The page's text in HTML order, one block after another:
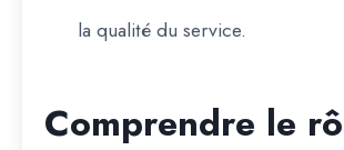
la qualité du service.
Comprendre le